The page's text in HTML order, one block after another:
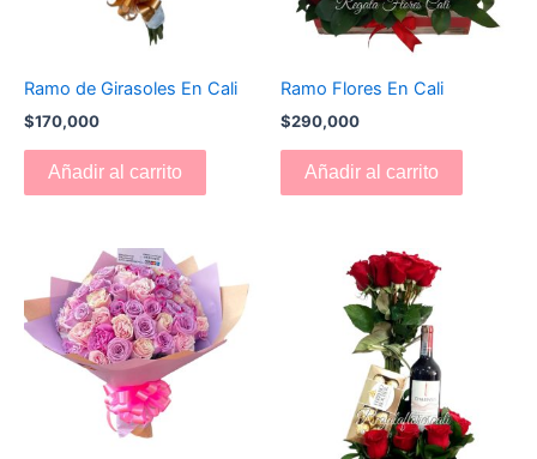
Ramo de Girasoles En Cali
$170,000
Añadir al carrito
Ramo Flores En Cali
$290,000
Añadir al carrito